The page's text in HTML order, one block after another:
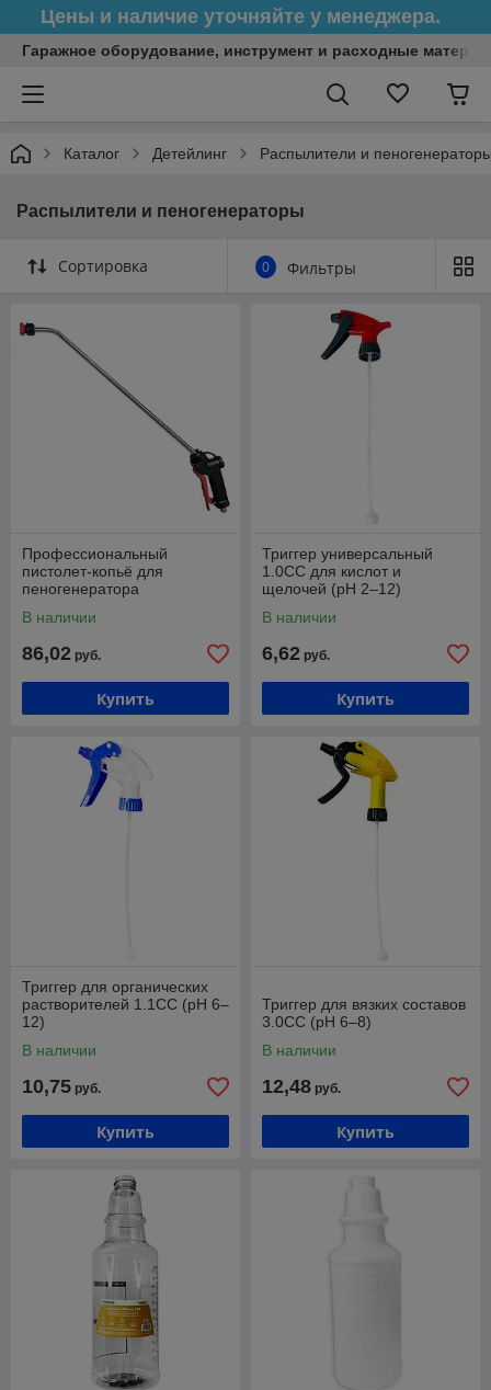
Цены и наличие уточняйте у менеджера.
Гаражное оборудование, инструмент и расходные
Каталог Детейлинг Распылители и
Распылители и пеногенераторы
Сортировка 0 Фильтры
Профессиональный
пистолет-копьё для
пеногенератора
В наличии
86,02 руб.
Купить
Триггер универсальный
1.0CC для кислот и
щелочей (pH 2–12)
В наличии
6,62 руб.
Купить
Триггер для органических
растворителей 1.1CC (pH 6–
12)
В наличии
10,75 руб.
Купить
Триггер для вязких составов
3.0CC (pH 6–8)
В наличии
12,48 руб.
Купить